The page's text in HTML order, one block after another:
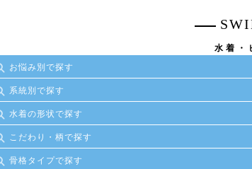
水着・
お悩み別で探す
系統別で探す
水着の形状で探す
こだわり・柄で探す
骨格タイプで探す